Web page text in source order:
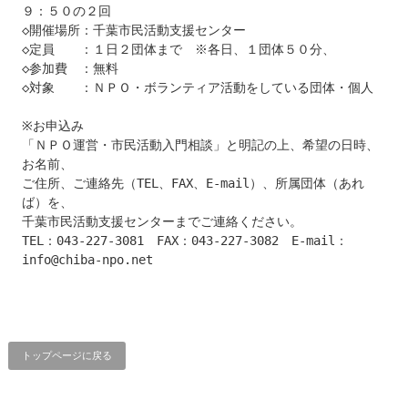
９：５０の２回
◇開催場所：千葉市民活動支援センター
◇定員　　：１日２団体まで　※各日、１団体５０分、
◇参加費　：無料
◇対象　　：ＮＰＯ・ボランティア活動をしている団体・個人
※お申込み
「ＮＰＯ運営・市民活動入門相談」と明記の上、希望の日時、
お名前、
ご住所、ご連絡先（TEL、FAX、E-mail）、所属団体（あれ
ば）を、
千葉市民活動支援センターまでご連絡ください。
TEL：043-227-3081　FAX：043-227-3082　E-mail：
info@chiba-npo.net
トップページに戻る